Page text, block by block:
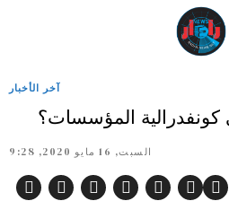
آخر الأخبار
المؤسسات؟
السبت, 16 مايو 2020, 9:28